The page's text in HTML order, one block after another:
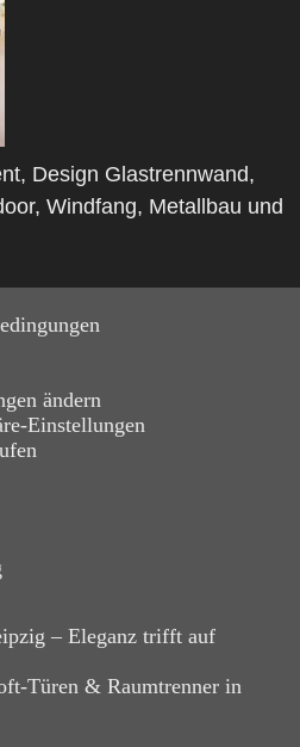
Design Glastrennwand,
Windfang, Metallbau und
ändern
Einstellungen
– Eleganz trifft auf
Türen & Raumtrenner in